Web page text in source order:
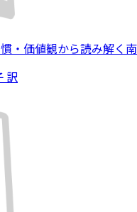
・価値観から読み解く
訳